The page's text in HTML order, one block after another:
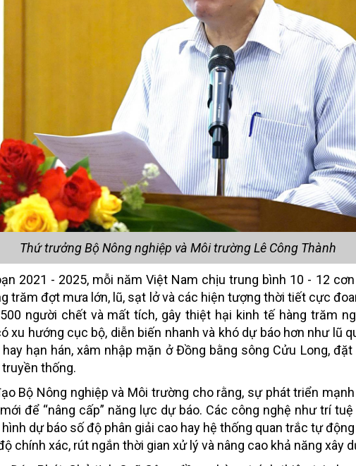
Thứ trưởng Bộ Nông nghiệp và Môi trường Lê Công Thành
2021 - 2025, mỗi năm Việt Nam chịu trung bình 10 - 12
trăm đợt mưa lớn, lũ, sạt lở và các hiện tượng thời tiết cực
người chết và mất tích, gây thiệt hại kinh tế hàng trăm
xu hướng cục bộ, diễn biến nhanh và khó dự báo hơn như lũ
hạn hán, xâm nhập mặn ở Đồng bằng sông Cửu Long,
thống.
Bộ Nông nghiệp và Môi trường cho rằng, sự phát triển
để “nâng cấp” năng lực dự báo. Các công nghệ như trí
hình dự báo số độ phân giải cao hay hệ thống quan trắc tự
chính xác, rút ngắn thời gian xử lý và nâng cao khả năng xây